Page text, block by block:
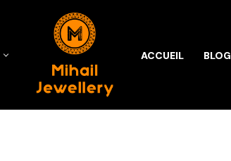
ACCUEIL BLOG